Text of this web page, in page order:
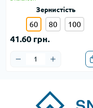
Зернистість
60 80 100
41.60 грн.